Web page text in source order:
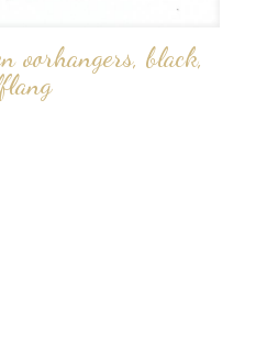
oorhangers, black,